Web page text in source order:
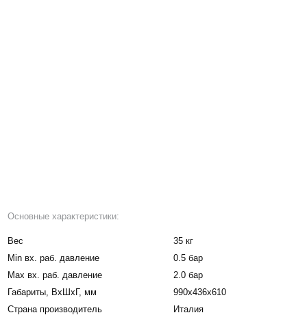
Основные характеристики:
Вес
35 кг
Мin вх. раб. давление
0.5 бар
Мax вх. раб. давление
2.0 бар
Габариты, BxШxГ, мм
990х436х610
Страна производитель
Италия